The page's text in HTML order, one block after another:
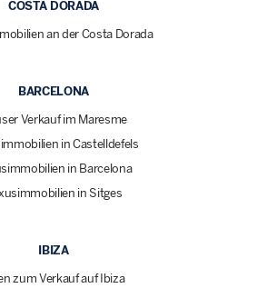
COSTA DORADA
an der Costa Dorada
BARCELONA
Verkauf im Maresme
in Castelldefels
in Barcelona
in Sitges
IBIZA
zum Verkauf auf Ibiza